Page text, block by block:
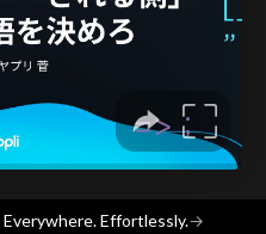
Effortlessly.→